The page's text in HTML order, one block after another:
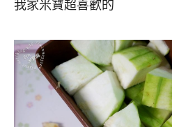
我家米寶超喜歡的